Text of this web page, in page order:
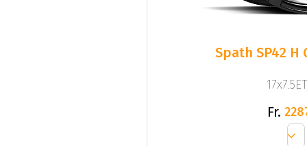
Spath SP42 H
Fr.